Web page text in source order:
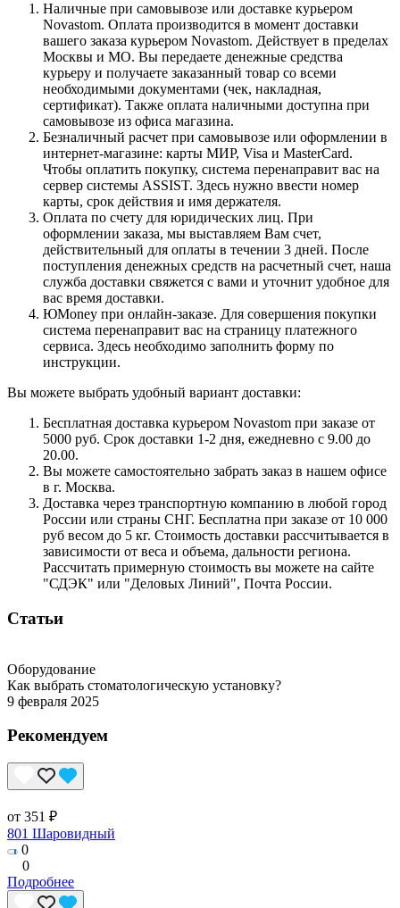
Наличные при самовывозе или доставке курьером
Novastom. Оплата производится в момент доставки
вашего заказа курьером Novastom. Действует в пределах
Москвы и МО. Вы передаете денежные средства
курьеру и получаете заказанный товар со всеми
необходимыми документами (чек, накладная,
сертификат). Также оплата наличными доступна при
самовывозе из офиса магазина.
Безналичный расчет при самовывозе или оформлении в
интернет-магазине: карты МИР, Visa и MasterCard.
Чтобы оплатить покупку, система перенаправит вас на
сервер системы ASSIST. Здесь нужно ввести номер
карты, срок действия и имя держателя.
Оплата по счету для юридических лиц. При
оформлении заказа, мы выставляем Вам счет,
действительный для оплаты в течении 3 дней. После
поступления денежных средств на расчетный счет, наша
служба доставки свяжется с вами и уточнит удобное для
вас время доставки.
ЮMoney при онлайн-заказе. Для совершения покупки
система перенаправит вас на страницу платежного
сервиса. Здесь необходимо заполнить форму по
инструкции.
Вы можете выбрать удобный вариант доставки:
Бесплатная доставка курьером Novastom при заказе от
5000 руб. Срок доставки 1-2 дня, ежедневно с 9.00 до
20.00.
Вы можете самостоятельно забрать заказ в нашем офисе
в г. Москва.
Доставка через транспортную компанию в любой город
России или страны СНГ. Бесплатна при заказе от 10 000
руб весом до 5 кг. Стоимость доставки рассчитывается в
зависимости от веса и объема, дальности региона.
Рассчитать примерную стоимость вы можете на сайте
"СДЭК" или "Деловых Линий", Почта России.
Статьи
Оборудование
Как выбрать стоматологическую установку?
9 февраля 2025
Рекомендуем
от 351 ₽
801 Шаровидный
0
0
Подробнее